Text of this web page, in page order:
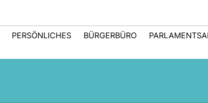
PERSÖNLICHES BÜRGERBÜRO